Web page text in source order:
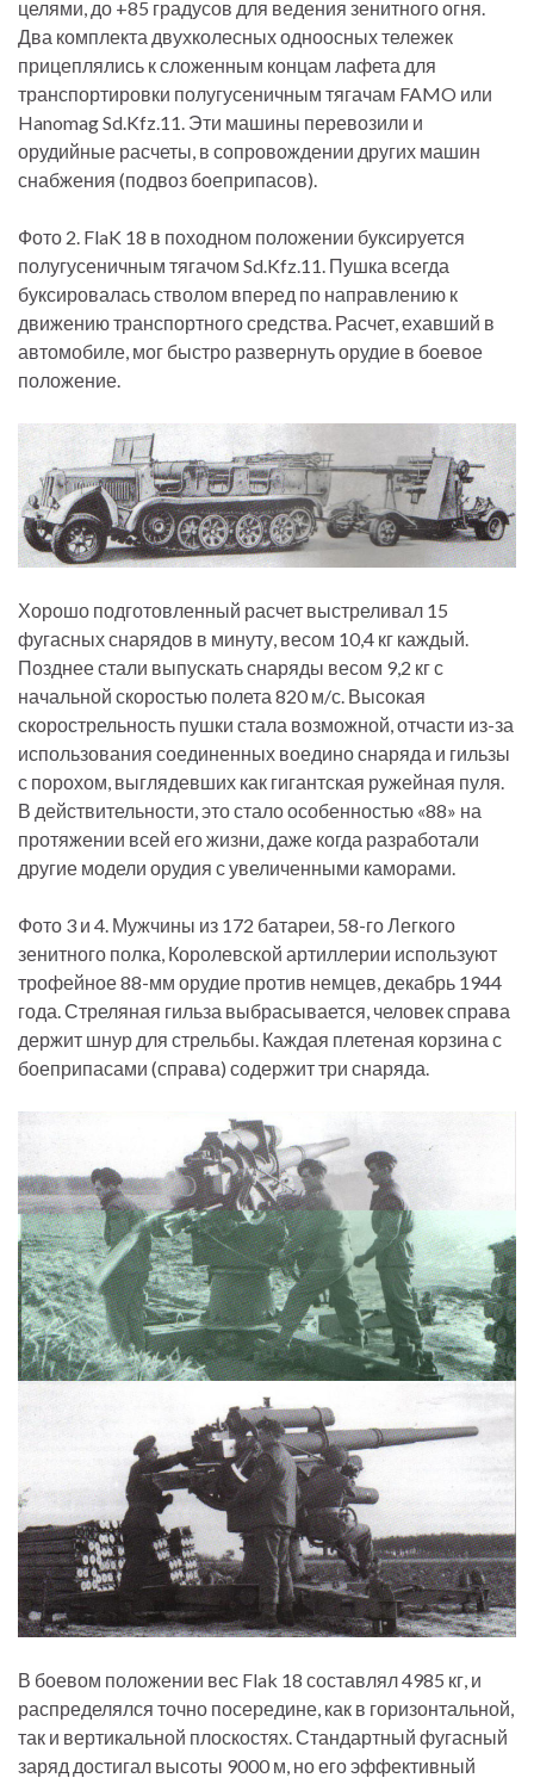
целями, до +85 градусов для ведения зенитного огня.
Два комплекта двухколесных одноосных тележек
прицеплялись к сложенным концам лафета для
транспортировки полугусеничным тягачам FAMO или
Hanomag Sd.Kfz.11. Эти машины перевозили и
орудийные расчеты, в сопровождении других машин
снабжения (подвоз боеприпасов).
Фото 2. FlaK 18 в походном положении буксируется
полугусеничным тягачом Sd.Kfz.11. Пушка всегда
буксировалась стволом вперед по направлению к
движению транспортного средства. Расчет, ехавший в
автомобиле, мог быстро развернуть орудие в боевое
положение.
Хорошо подготовленный расчет выстреливал 15
фугасных снарядов в минуту, весом 10,4 кг каждый.
Позднее стали выпускать снаряды весом 9,2 кг с
начальной скоростью полета 820 м/с. Высокая
скорострельность пушки стала возможной, отчасти из-за
использования соединенных воедино снаряда и гильзы
с порохом, выглядевших как гигантская ружейная пуля.
В действительности, это стало особенностью «88» на
протяжении всей его жизни, даже когда разработали
другие модели орудия с увеличенными каморами.
Фото 3 и 4. Мужчины из 172 батареи, 58-го Легкого
зенитного полка, Королевской артиллерии используют
трофейное 88-мм орудие против немцев, декабрь 1944
года. Стреляная гильза выбрасывается, человек справа
держит шнур для стрельбы. Каждая плетеная корзина с
боеприпасами (справа) содержит три снаряда.
В боевом положении вес Flak 18 составлял 4985 кг, и
распределялся точно посередине, как в горизонтальной,
так и вертикальной плоскостях. Стандартный фугасный
заряд достигал высоты 9000 м, но его эффективный